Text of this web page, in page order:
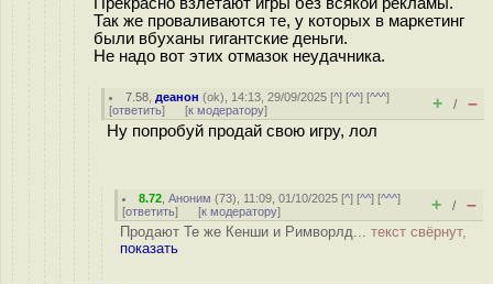
Так же проваливаются те, у которых в маркетинг
были вбуханы гигантские деньги.
Не надо вот этих отмазок неудачника.
7.58 деанон (ok), 14:13, 29/09/2025 [^] [^^] [^^^]
[ответить] [к модератору] + / –
Ну попробуй продай свою игру, лол
8.72 ,Аноним (73), 11:09, 01/10/2025 [^] [^^] [^^^]
[ответить] [к модератору] + / –
Продают Те же Кенши и Римворлд... текст свёрнут,
показать